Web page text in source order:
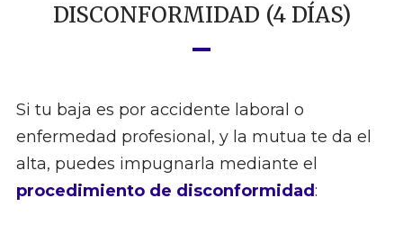
DISCONFORMIDAD (4 DÍAS)
Si tu baja es por accidente laboral o
enfermedad profesional, y la mutua te da el
alta, puedes impugnarla mediante el
procedimiento de disconformidad: